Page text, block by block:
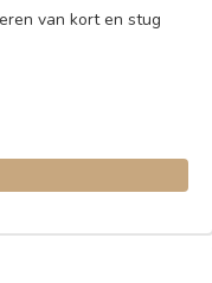
van kort en stug